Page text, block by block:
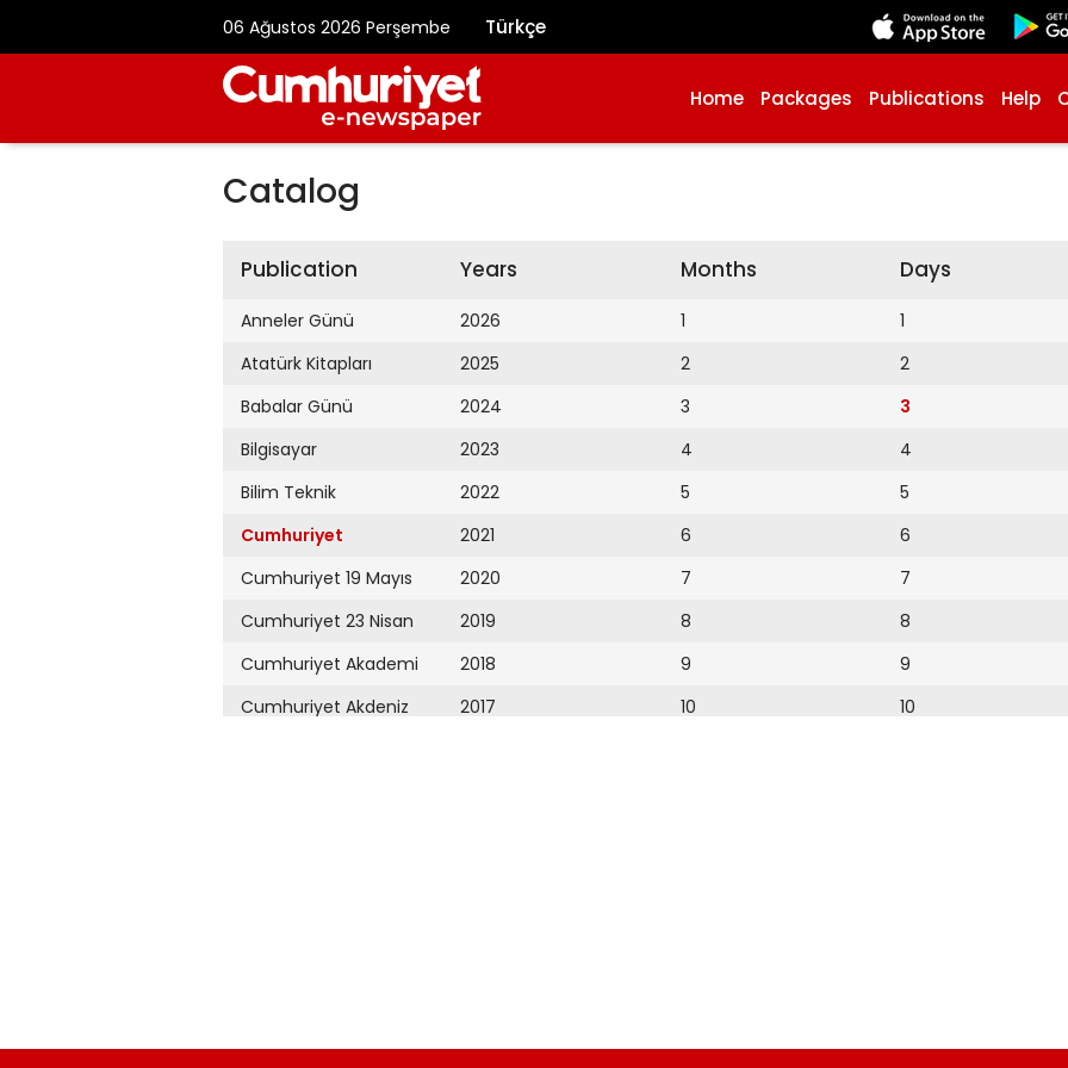
06 Ağustos 2026 Perşembe Türkçe
Home Packages Publications Help
Catalog
Publication
Anneler Günü
Atatürk Kitapları
Babalar Günü
Bilgisayar
Bilim Teknik
Cumhuriyet
Cumhuriyet 19 Mayıs
Cumhuriyet 23 Nisan
Cumhuriyet Akademi
Cumhuriyet Akdeniz
Cumhuriyet Çevre
Years
2026
2025
2024
2023
2022
2021
2020
2019
2018
2017
2009
Months
1
2
3
4
5
6
7
8
9
10
Days
1
2
3
4
5
6
7
8
9
10
18